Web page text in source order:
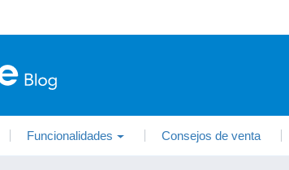
Funcionalidades Consejos de venta